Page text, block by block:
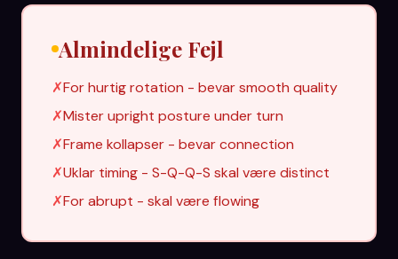
Almindelige Fejl
✗For hurtig rotation - bevar smooth quality
✗Mister upright posture under turn
✗Frame kollapser - bevar connection
✗Uklar timing - S-Q-Q-S skal være distinct
✗For abrupt - skal være flowing